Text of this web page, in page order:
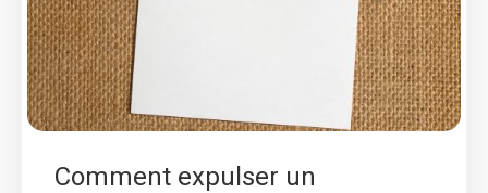
Comment expulser un